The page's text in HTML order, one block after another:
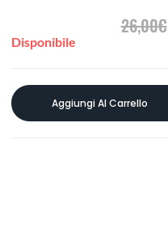
26,00€
Disponibile
Aggiungi Al Carrello